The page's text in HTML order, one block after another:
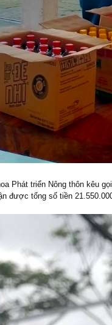
Phát triển Nông thôn kêu
được tổng số tiền